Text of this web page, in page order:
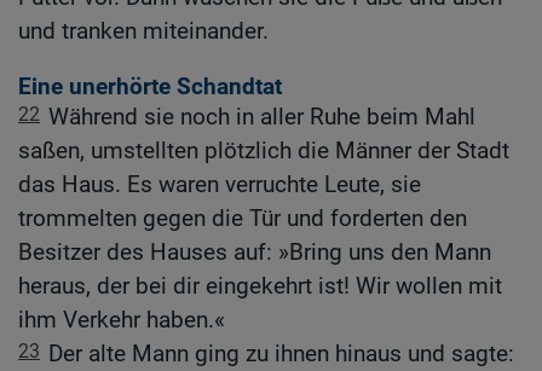
und tranken miteinander.
Eine unerhörte Schandtat
22 Während sie noch in aller Ruhe beim Mahl
saßen, umstellten plötzlich die Männer der Stadt
das Haus. Es waren verruchte Leute, sie
trommelten gegen die Tür und forderten den
Besitzer des Hauses auf: »Bring uns den Mann
heraus, der bei dir eingekehrt ist! Wir wollen mit
ihm Verkehr haben.«
23 Der alte Mann ging zu ihnen hinaus und sagte: